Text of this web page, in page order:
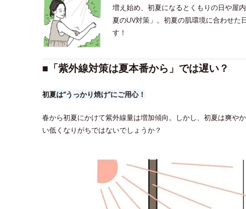
増え始め、初夏になるとくもりの日や屋
夏のUV対策」。初夏の肌環境に合わせた
す！
■「紫外線対策は夏本番から」では遅い？
初夏は“うっかり焼け”にご用心！
春から初夏にかけて紫外線量は増加傾向。しかし、初夏は爽や
い低くなりがちではないでしょうか？